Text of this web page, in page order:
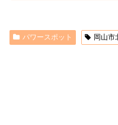
パワースポット 岡山市